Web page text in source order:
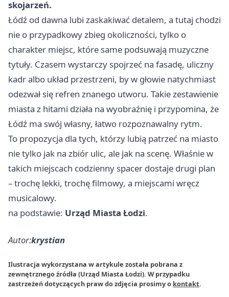
skojarzeń.
Łódź od dawna lubi zaskakiwać detalem, a tutaj chodzi
nie o przypadkowy zbieg okoliczności, tylko o
charakter miejsc, które same podsuwają muzyczne
tytuły. Czasem wystarczy spojrzeć na fasadę, uliczny
kadr albo układ przestrzeni, by w głowie natychmiast
odezwał się refren znanego utworu. Takie zestawienie
miasta z hitami działa na wyobraźnię i przypomina, że
Łódź ma swój własny, łatwo rozpoznawalny rytm.
To propozycja dla tych, którzy lubią patrzeć na miasto
nie tylko jak na zbiór ulic, ale jak na scenę. Właśnie w
takich miejscach codzienny spacer dostaje drugi plan
– trochę lekki, trochę filmowy, a miejscami wręcz
musicalowy.
na podstawie: Urząd Miasta Łodzi.
Autor:krystian
Ilustracja wykorzystana w artykule została pobrana z
zewnętrznego źródła (Urząd Miasta Łodzi). W przypadku
zastrzeżeń dotyczących praw do zdjęcia prosimy o kontakt.